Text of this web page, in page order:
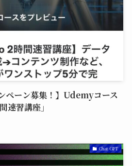
ペーン募集！】Udemyコース
速習講座」
Chat GPT